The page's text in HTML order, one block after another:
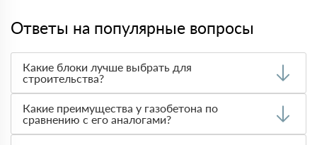
Ответы на популярные вопросы
Какие блоки лучше выбрать для
строительства?
теплоизоляции, прочности и стоимости. Чаще всего при
строительстве домов используют
благодаря
его легкости и теплотехническим характеристикам.
Какие преимущества у газобетона по
сравнению с его аналогами?